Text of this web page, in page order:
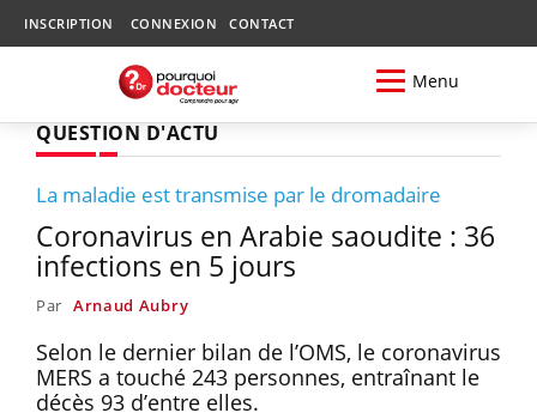
INSCRIPTION CONNEXION CONTACT
Menu
QUESTION D'ACTU
La maladie est transmise par le dromadaire
Coronavirus en Arabie saoudite : 36
infections en 5 jours
Par Arnaud Aubry
Selon le dernier bilan de l’OMS, le coronavirus
MERS a touché 243 personnes, entraînant le
décès 93 d’entre elles.